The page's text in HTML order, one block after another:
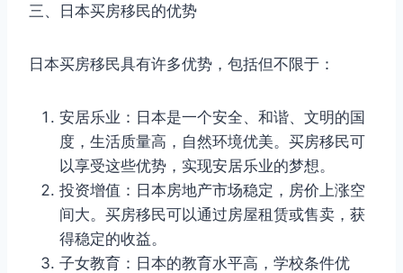
三、日本买房移民的优势
日本买房移民具有许多优势，包括但不限于：
安居乐业：日本是一个安全、和谐、文明的国
度，生活质量高，自然环境优美。买房移民可
以享受这些优势，实现安居乐业的梦想。
投资增值：日本房地产市场稳定，房价上涨空
间大。买房移民可以通过房屋租赁或售卖，获
得稳定的收益。
子女教育：日本的教育水平高，学校条件优